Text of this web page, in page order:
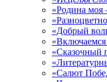
«Родина
«Добрый
«Сказочный
«Салют